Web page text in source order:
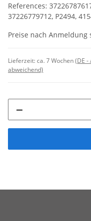
References:
37226779712, P2494,
Preise nach Anmeldung
Lieferzeit:ca. 7 Wochen(DE -
abweichend)